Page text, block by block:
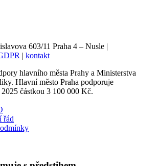
603/11 Praha 4 – Nusle |
| kontakt
hlavního města Prahy a Ministerstva
Hlavní město Praha podporuje
částkou 3 100 000 Kč.
řád